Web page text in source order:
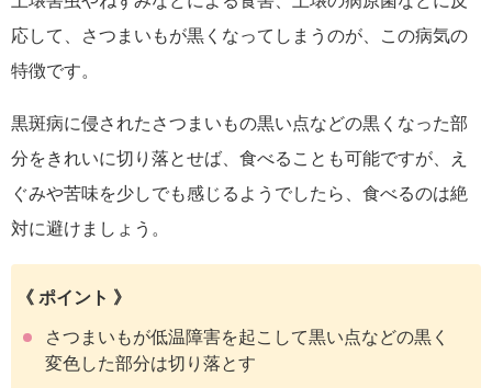
応して、さつまいもが黒くなってしまうのが、この病気の
特徴です。
黒斑病に侵されたさつまいもの黒い点などの黒くなった部
分をきれいに切り落とせば、食べることも可能ですが、え
ぐみや苦味を少しでも感じるようでしたら、食べるのは絶
対に避けましょう。
《 ポイント 》
さつまいもが低温障害を起こして黒い点などの黒く
変色した部分は切り落とす